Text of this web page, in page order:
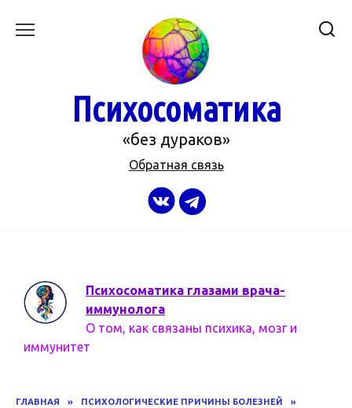
Психосоматика
«без дураков»
Обратная связь
Психосоматика глазами врача-
иммунолога
О том, как связаны психика, мозг и
иммунитет
ГЛАВНАЯ » ПСИХОЛОГИЧЕСКИЕ ПРИЧИНЫ БОЛЕЗНЕЙ
»